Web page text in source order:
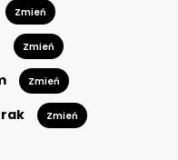
Zmień
Zmień
Zmień
Zmień